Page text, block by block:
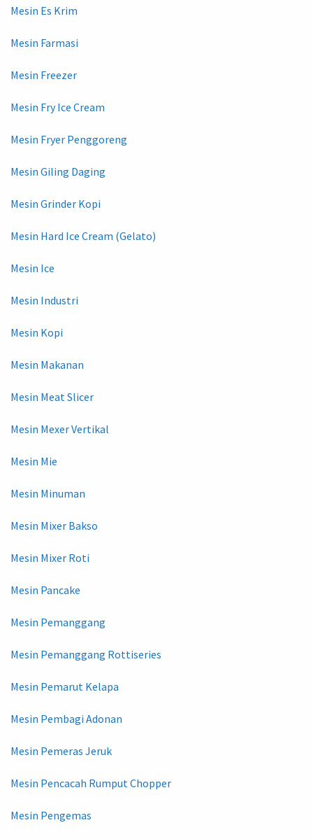
Mesin Es Krim
Mesin Farmasi
Mesin Freezer
Mesin Fry Ice Cream
Mesin Fryer Penggoreng
Mesin Giling Daging
Mesin Grinder Kopi
Mesin Hard Ice Cream (Gelato)
Mesin Ice
Mesin Industri
Mesin Kopi
Mesin Makanan
Mesin Meat Slicer
Mesin Mexer Vertikal
Mesin Mie
Mesin Minuman
Mesin Mixer Bakso
Mesin Mixer Roti
Mesin Pancake
Mesin Pemanggang
Mesin Pemanggang Rottiseries
Mesin Pemarut Kelapa
Mesin Pembagi Adonan
Mesin Pemeras Jeruk
Mesin Pencacah Rumput Chopper
Mesin Pengemas